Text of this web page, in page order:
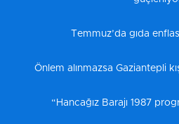
Temmuz’da gıda
Önlem alınmazsa Gaziantepli
“Hancağız Barajı 1987